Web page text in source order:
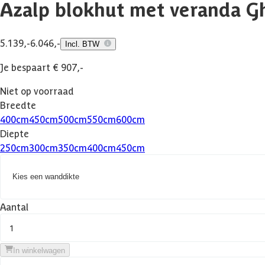
Azalp blokhut met veranda
5.139,-6.046,- Incl. BTW
Je bespaart € 907,-
Niet op voorraad
Breedte
400cm450cm500cm550cm600cm
Diepte
250cm300cm350cm400cm450cm
Kies een wanddikte
Aantal
1
In winkelwagen